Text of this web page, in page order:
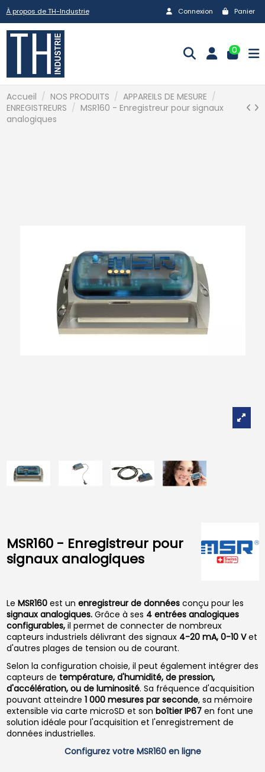
À propos de TH-Industrie Connexion Panier
0
Accueil NOS PRODUITS
APPAREILS DE MESURE
ENREGISTREURS
MSR160 - Enregistreur pour signaux
analogiques
MSR160 - Enregistreur pour
signaux analogiques
Le MSR160est un enregistreur de donnéesconçu pour les
signaux analogiques.Grâce à ses 4 entrées analogiques
configurables,il permet de connecter de nombreux
capteurs industriels délivrant des signaux4-20 mA, 0-10 Vet
d'autres plages de tension ou de courant.
Selon la configuration choisie, il peut également intégrer des
capteurs de température, d'humidité, de pression,
d'accélération, ou de luminosité. Sa fréquence d'acquisition
pouvant atteindre 1 000 mesures par seconde, sa mémoire
extensible via carte microSD et son boîtier IP67en font une
solution idéale pour l'acquisition et l'enregistrement de
données industrielles.
Configurez votre MSR160 en ligne